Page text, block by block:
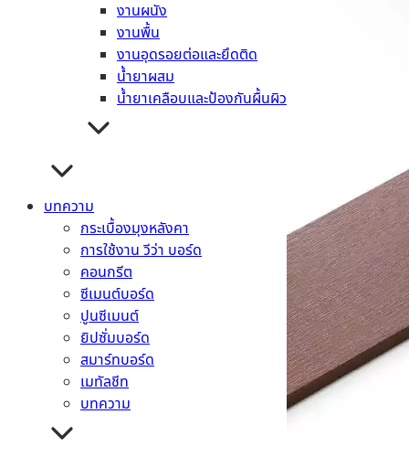
งานผนัง
งานพื้น
งานอุดรอยต่อและยึดติด
น้ำยาผสม
น้ำยาเคลือบและป้องกันผื้นผิว
บทความ
กระเบื้องมุงหลังคา
การใช้งาน วีว่า บอร์ด
คอนกรีต
ซีเมนต์บอร์ด
ปูนซีเมนต์
ยิปซั่มบอร์ด
สมาร์ทบอร์ด
เมทัลชีท
บทความ